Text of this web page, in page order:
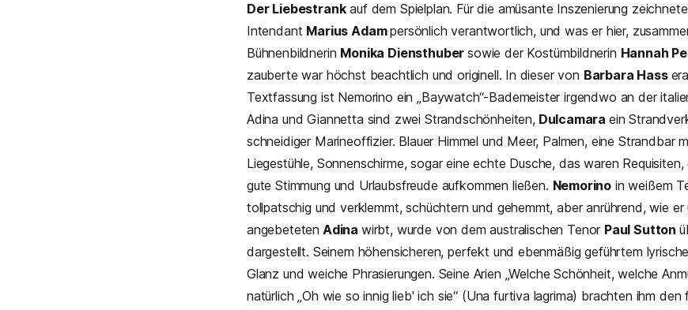
Der Liebestrankauf dem Spielplan. Für die amüsante Inszenierung
Intendant Marius Adampersönlich verantwortlich, und was er hier,
Bühnenbildnerin Monika Diensthubersowie der Kostümbildnerin Hannah
zauberte war höchst beachtlich und originell. In dieser von Barbara Hass
Textfassung ist Nemorino ein „Baywatch“-Bademeister irgendwo an der
Adina und Giannetta sind zwei Strandschönheiten,Dulcamara ein
schneidiger Marineoffizier. Blauer Himmel und Meer, Palmen, eine Strandbar
Liegestühle, Sonnenschirme, sogar eine echte Dusche, das waren
gute Stimmung und Urlaubsfreude aufkommen ließen. Nemorino in weißem
tollpatschig und verklemmt, schüchtern und gehemmt, aber anrührend, wie er
angebeteten Adina wirbt, wurde von dem australischen Tenor Paul Sutton
dargestellt. Seinem höhensicheren, perfekt und ebenmäßig geführtem
Glanz und weiche Phrasierungen. Seine Arien „Welche Schönheit, welche
natürlich „Oh wie so innig lieb' ich sie“ (Una furtiva lagrima) brachten ihm den